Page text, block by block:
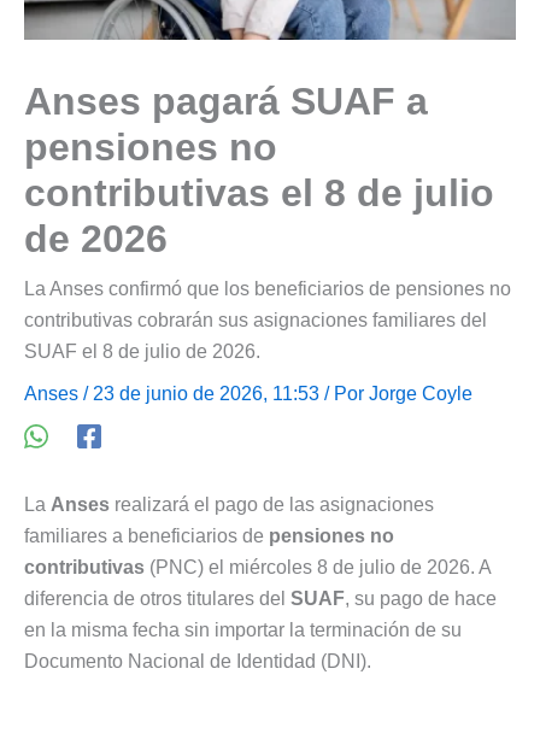
Anses pagará SUAF a
pensiones no
contributivas el 8 de julio
de 2026
La Anses confirmó que los beneficiarios de pensiones no
contributivas cobrarán sus asignaciones familiares del
SUAF el 8 de julio de 2026.
Anses / 23 de junio de 2026, 11:53 / Por Jorge Coyle
La Anses realizará el pago de las asignaciones
familiares a beneficiarios de pensiones no
contributivas (PNC) el miércoles 8 de julio de 2026. A
diferencia de otros titulares del SUAF, su pago de hace
en la misma fecha sin importar la terminación de su
Documento Nacional de Identidad (DNI).